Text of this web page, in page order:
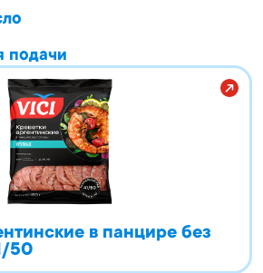
подачи
в панцире без
50